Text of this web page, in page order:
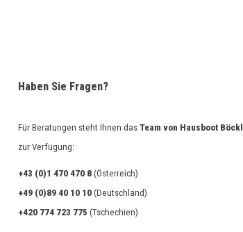
Haben Sie Fragen?
Für Beratungen steht Ihnen das Team von Hausboot Böckl
zur Verfügung:
+43 (0)1 470 470 8(Österreich)
+49 (0)89 40 10 10(Deutschland)
+420 774 723 775 (Tschechien)